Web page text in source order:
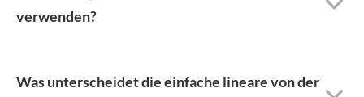
verwenden?
Was unterscheidet die einfache lineare von der